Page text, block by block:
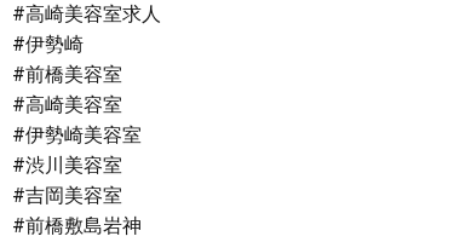
#高崎美容室求人
#伊勢崎
#前橋美容室
#高崎美容室
#伊勢崎美容室
#渋川美容室
#吉岡美容室
#前橋敷島岩神